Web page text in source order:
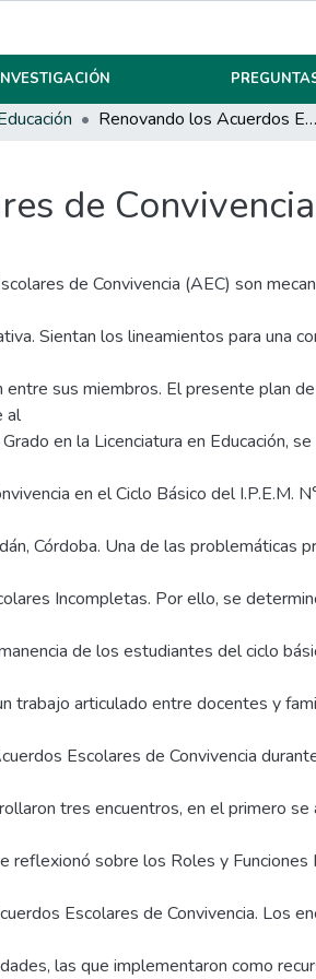
Renovando los Acuerdos Escolares de Convivencia en el Ciclo Básico
de
de Convivencia (AEC) son
Sientan los lineamientos para una
entre sus miembros. El presente plan
al
en la Licenciatura en Educación,
en el Ciclo Básico del I.P.E.M.
Córdoba. Una de las problemáticas
Incompletas. Por ello, se
de los estudiantes del ciclo
trabajo articulado entre docentes y
Escolares de Convivencia
tres encuentros, en el primero se
reflexionó sobre los Roles y Funciones
Escolares de Convivencia. Los
las que implementaron como